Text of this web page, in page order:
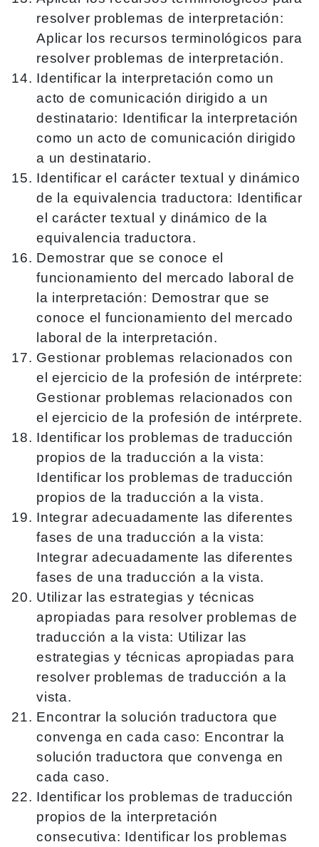
resolver problemas de interpretación:
Aplicar los recursos terminológicos para
resolver problemas de interpretación.
Identificar la interpretación como un
acto de comunicación dirigido a un
destinatario: Identificar la interpretación
como un acto de comunicación dirigido
a un destinatario.
Identificar el carácter textual y dinámico
de la equivalencia traductora: Identificar
el carácter textual y dinámico de la
equivalencia traductora.
Demostrar que se conoce el
funcionamiento del mercado laboral de
la interpretación: Demostrar que se
conoce el funcionamiento del mercado
laboral de la interpretación.
Gestionar problemas relacionados con
el ejercicio de la profesión de intérprete:
Gestionar problemas relacionados con
el ejercicio de la profesión de intérprete.
Identificar los problemas de traducción
propios de la traducción a la vista:
Identificar los problemas de traducción
propios de la traducción a la vista.
Integrar adecuadamente las diferentes
fases de una traducción a la vista:
Integrar adecuadamente las diferentes
fases de una traducción a la vista.
Utilizar las estrategias y técnicas
apropiadas para resolver problemas de
traducción a la vista: Utilizar las
estrategias y técnicas apropiadas para
resolver problemas de traducción a la
vista.
Encontrar la solución traductora que
convenga en cada caso: Encontrar la
solución traductora que convenga en
cada caso.
Identificar los problemas de traducción
propios de la interpretación
consecutiva: Identificar los problemas